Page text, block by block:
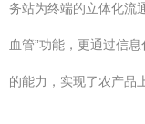
务站为终端的立体化流
血管”功能，更通过信
的能力，实现了农产品